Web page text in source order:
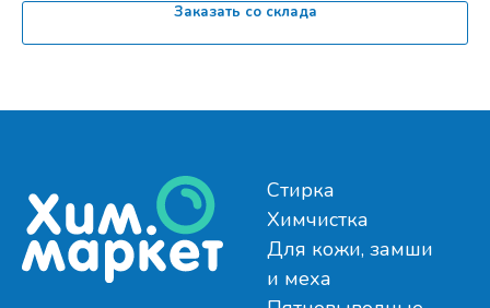
Заказать со склада
Стирка
Химчистка
Для кожи, замши
и меха